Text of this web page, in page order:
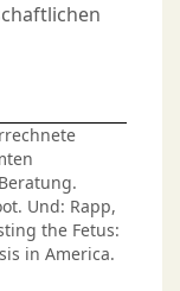
Und: Rapp,
the Fetus:
in America.